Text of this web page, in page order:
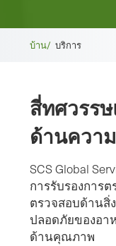
เบ
ค
รัม
บ์
บ้าน/ บริการ
สี่ทศวรร
ด้านควา
SCS Global
การรับรองการ
ตรวจสอบด้านสิ่
ปลอดภัยของอา
ด้านคุณภาพ